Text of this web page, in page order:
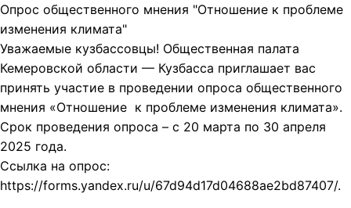
Опрос общественного мнения "Отношение к проблеме
изменения климата"
Уважаемые кузбассовцы! Общественная палата
Кемеровской области — Кузбасса приглашает вас
принять участие в проведении опроса общественного
мнения «Отношение к проблеме изменения климата».
Срок проведения опроса – с 20 марта по 30 апреля
2025 года.
Ссылка на опрос:
https://forms.yandex.ru/u/67d94d17d04688ae2bd87407/.